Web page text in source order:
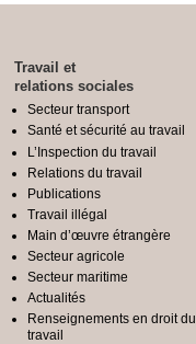
Travail et
relations sociales
Secteur transport
Santé et sécurité au travail
L’Inspection du travail
Relations du travail
Publications
Travail illégal
Main d’œuvre étrangère
Secteur agricole
Secteur maritime
Actualités
Renseignements en droit du
travail